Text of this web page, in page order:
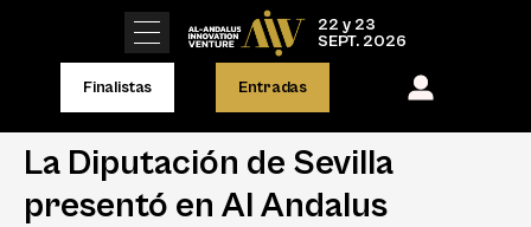
22 y 23
SEPT. 2026
Finalistas Entradas
La Diputación de Sevilla
presentó en Al Andalus